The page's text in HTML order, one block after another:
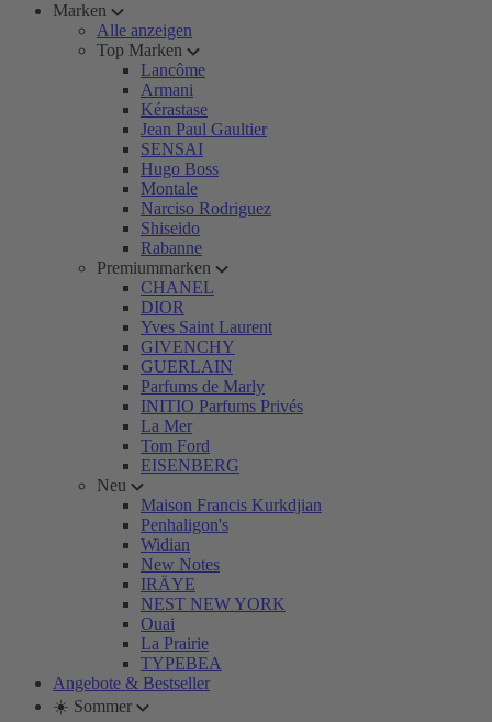
Marken
Alle anzeigen
Top Marken
Lancôme
Armani
Kérastase
Jean Paul Gaultier
SENSAI
Hugo Boss
Montale
Narciso Rodriguez
Shiseido
Rabanne
Premiummarken
CHANEL
DIOR
Yves Saint Laurent
GIVENCHY
GUERLAIN
Parfums de Marly
INITIO Parfums Privés
La Mer
Tom Ford
EISENBERG
Neu
Maison Francis Kurkdjian
Penhaligon's
Widian
New Notes
IRÄYE
NEST NEW YORK
Ouai
La Prairie
TYPEBEA
Angebote & Bestseller
☀️ Sommer